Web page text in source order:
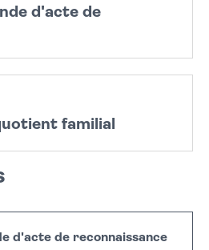
d'acte de
familial
d'acte de reconnaissance